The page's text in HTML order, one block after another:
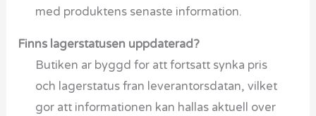
med produktens senaste information.
Finns lagerstatusen uppdaterad?
Butiken ar byggd for att fortsatt synka pris
och lagerstatus fran leverantorsdatan, vilket
gor att informationen kan hallas aktuell over